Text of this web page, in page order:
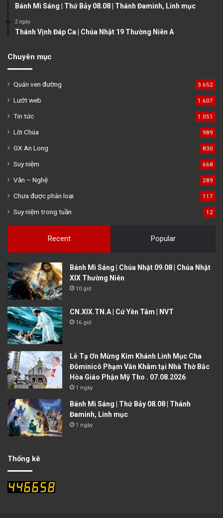
Bánh Mì Sáng | Thứ Bảy 08.08 | Thánh Đaminh, Linh mục
2 ngày
Thánh Vịnh Đáp Ca | Chúa Nhật 19 Thường Niên A
Chuyên mục
Quán ven đường 3.652
Lướt web 1.607
Tin tức 1.051
Lời Chúa 989
GX An Long 830
Suy niệm 668
Văn – Nghệ 289
Chưa được phân loại 117
Suy niệm trong tuần 12
Recent Popular
Bánh Mì Sáng | Chúa Nhật 09.08 | Chúa Nhật
XIX Thường Niên
10 giờ
CN.XIX.TN.A | Cứ Yên Tâm | NVT
16 giờ
Lễ Tạ Ơn Mừng Kim Khánh Linh Mục Cha
Đôminicô Phạm Văn Khâm tại Nhà Thờ Bắc
Hòa Giáo Phận Mỹ Tho . 07.08.2026
1 ngày
Bánh Mì Sáng | Thứ Bảy 08.08 | Thánh
Đaminh, Linh mục
1 ngày
Thống kê